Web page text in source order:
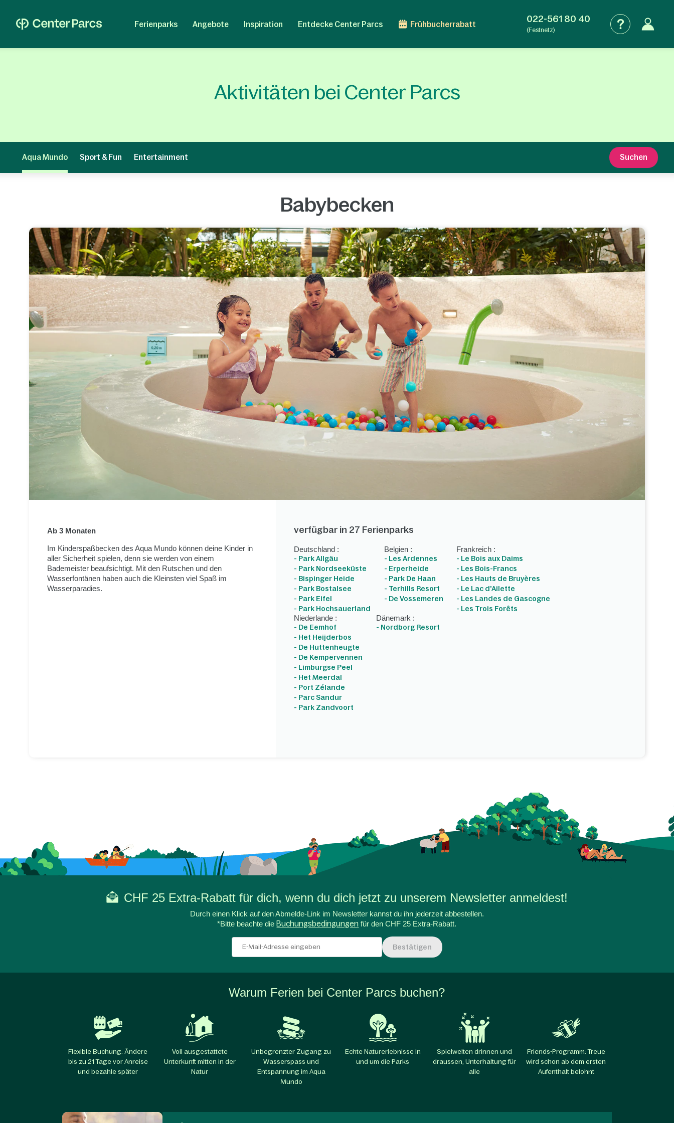
Ferienparks Angebote Inspiration Entdecke Center Parcs Frühbucherrabatt 022-561 80 40
(Festnetz)
Aktivitäten bei Center Parcs
Aqua Mundo Sport & Fun Entertainment Suchen
Babybecken
Ab 3 Monaten
Im Kinderspaßbecken des Aqua Mundo können deine Kinder in
aller Sicherheit spielen, denn sie werden von einem
Bademeister beaufsichtigt. Mit den Rutschen und den
Wasserfontänen haben auch die Kleinsten viel Spaß im
Wasserparadies.
verfügbar in 27 Ferienparks
Deutschland :
- Park Allgäu
- Park Nordseeküste
- Bispinger Heide
- Park Bostalsee
- Park Eifel
- Park Hochsauerland
Belgien :
- Les Ardennes
- Erperheide
- Park De Haan
- Terhills Resort
- De Vossemeren
Frankreich :
- Le Bois aux Daims
- Les Bois-Francs
- Les Hauts de Bruyères
- Le Lac d'Ailette
- Les Landes de Gascogne
- Les Trois Forêts
Niederlande :
- De Eemhof
- Het Heijderbos
- De Huttenheugte
- De Kempervennen
- Limburgse Peel
- Het Meerdal
- Port Zélande
- Parc Sandur
- Park Zandvoort
Dänemark :
- Nordborg Resort
CHF 25 Extra-Rabatt für dich, wenn du dich jetzt zu unserem Newsletter anmeldest!
Durch einen Klick auf den Abmelde-Link im Newsletter kannst du ihn jederzeit abbestellen.
*Bitte beachte die Buchungsbedingungen für den CHF 25 Extra-Rabatt.
Bestätigen
Warum Ferien bei Center Parcs buchen?
Flexible Buchung: Ändere
bis zu 21 Tage vor Anreise
und bezahle später
Voll ausgestattete
Unterkunft mitten in der
Natur
Unbegrenzter Zugang zu
Wasserspass und
Entspannung im Aqua
Mundo​
Echte Naturerlebnisse in
und um die Parks​
Spielwelten drinnen und
draussen, Unterhaltung für
alle​
Friends-Programm: Treue
wird schon ab dem ersten
Aufenthalt belohnt​